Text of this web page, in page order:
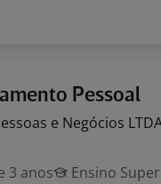
Pessoal
e Negócios
3 anos Ensino